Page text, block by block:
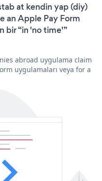
at kendin yap (diy)
an Apple Pay Form
bir “in 'no time'”
abroad uygulama claim
uygulamaları veya for a